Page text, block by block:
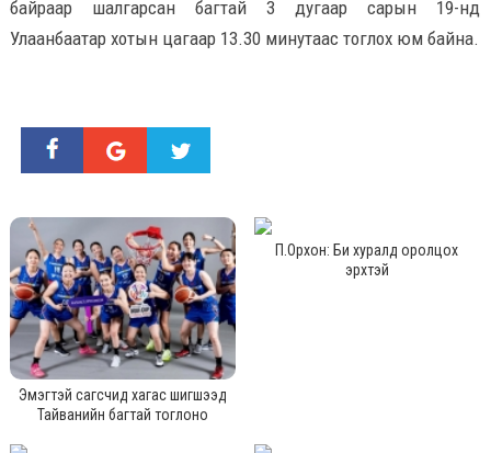
байраар шалгарсан багтай 3 дугаар сарын 19-нд
Улаанбаатар хотын цагаар 13.30 минутаас тоглох юм байна.
Эмэгтэй сагсчид хагас шигшээд
Тайванийн багтай тоглоно
П.Орхон: Би хуралд оролцох
эрхтэй